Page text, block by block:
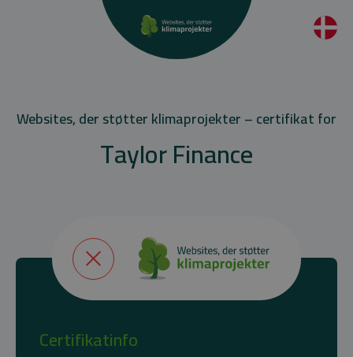
Websites, der støtter klimaprojekter – certifikat for
Taylor Finance
Certifikatinfo